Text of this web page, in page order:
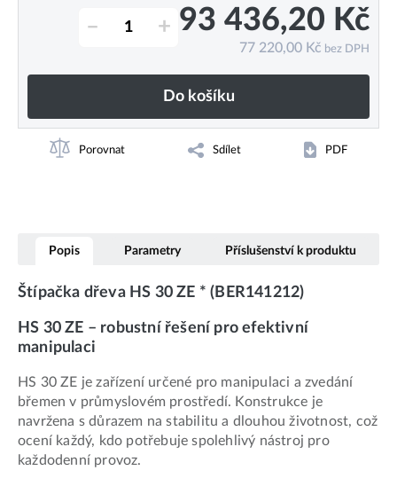
– + 93 436,20 Kč
77 220,00 Kč bez DPH
Do košíku
Porovnat Sdílet PDF
Popis Parametry Příslušenství k produktu
Štípačka dřeva HS 30 ZE * (BER141212)
HS 30 ZE – robustní řešení pro efektivní
manipulaci
HS 30 ZE je zařízení určené pro manipulaci a zvedání
břemen v průmyslovém prostředí. Konstrukce je
navržena s důrazem na stabilitu a dlouhou životnost, což
ocení každý, kdo potřebuje spolehlivý nástroj pro
každodenní provoz.